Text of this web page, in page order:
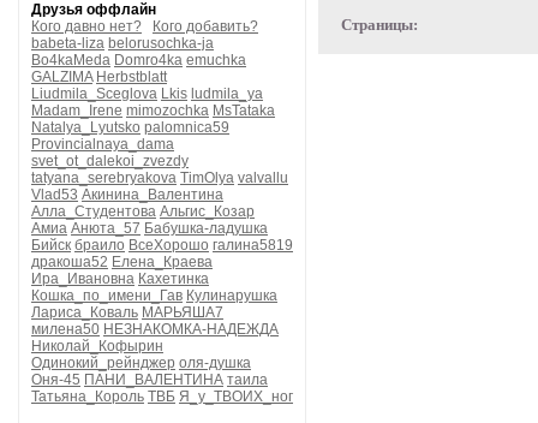
Друзья оффлайн
Кого давно нет?
Кого добавить?
babeta-liza belorusochka-ja
Bo4kaMeda Domro4ka emuchka
GALZIMA Herbstblatt
Liudmila_Sceglova Lkis ludmila_ya
Madam_Irene mimozochka MsTataka
Natalya_Lyutsko palomnica59
Provincialnaya_dama
svet_ot_dalekoi_zvezdy
tatyana_serebryakova TimOlya valvallu
Vlad53 Акинина_Валентина
Алла_Студентова Альгис_Козар
Амиа Анюта_57 Бабушка-ладушка
Бийск браило ВсеХорошо галина5819
дракоша52 Елена_Краева
Ира_Ивановна Кахетинка
Кошка_по_имени_Гав Кулинарушка
Лариса_Коваль МАРЬЯША7
милена50 НЕЗНАКОМКА-НАДЕЖДА
Николай_Кофырин
Одинокий_рейнджер оля-душка
Оня-45 ПАНИ_ВАЛЕНТИНА таила
Татьяна_Король ТВБ Я_у_ТВОИХ_ног
Страницы: